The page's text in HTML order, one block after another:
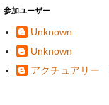
参加ユーザー
Unknown
Unknown
アクチュアリー